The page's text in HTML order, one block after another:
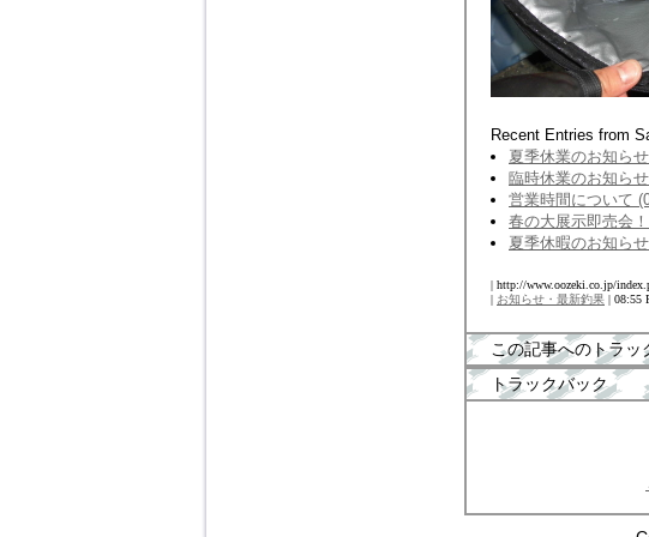
Recent Entries from
夏季休業のお知ら
臨時休業のお知ら
営業時間について
春の大展示即売会
夏季休暇のお知ら
| http://www.oozeki.co.jp/
| お知らせ・最新釣果 | 08:55
この記事へのトラ
トラックバック